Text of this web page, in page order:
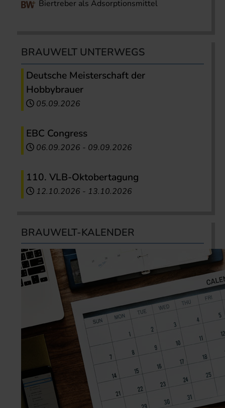
Biertreber als Adsorptionsmittel
BRAUWELT UNTERWEGS
Deutsche Meisterschaft der
Hobbybrauer
05.09.2026
EBC Congress
06.09.2026 - 09.09.2026
110. VLB-Oktobertagung
12.10.2026 - 13.10.2026
BRAUWELT-KALENDER